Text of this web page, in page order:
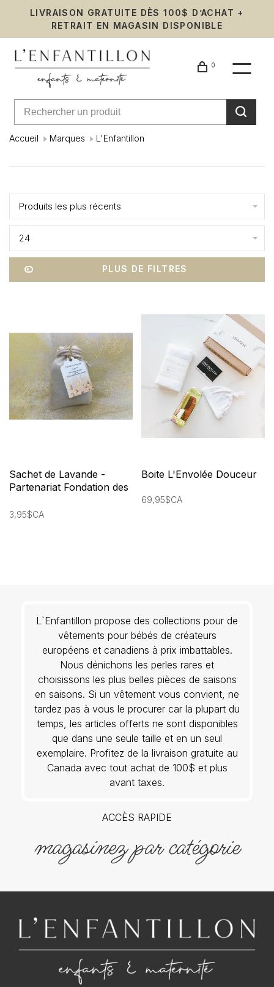
LIVRAISON GRATUITE DÈS 100$ D’ACHAT +
RETRAIT EN MAGASIN DISPONIBLE
0
Accueil Marques L'Enfantillon
Produits les plus récents
24
PLUS DE FILTRES
Sachet de Lavande -
Partenariat Fondation des
3,95$CA
Boite L'Envolée Douceur
69,95$CA
L`Enfantillon propose des collections pour de
vêtements pour bébés de créateurs
européens et canadiens à prix imbattables.
Nous dénichons les perles rares et
choisissons les plus belles pièces de saisons
en saisons. Si un vêtement vous convient, ne
tardez pas à vous le procurer car la plupart du
temps, les articles offerts ne sont disponibles
que dans une seule taille et en un seul
exemplaire. Profitez de la livraison gratuite au
Canada avec tout achat de 100$ et plus
avant taxes.
ACCÈS RAPIDE
magasinez par catégorie